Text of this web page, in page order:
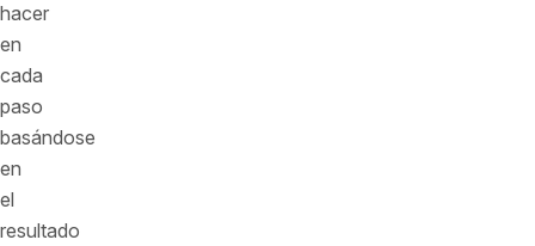
hacer
en
cada
paso
basándose
en
el
resultado